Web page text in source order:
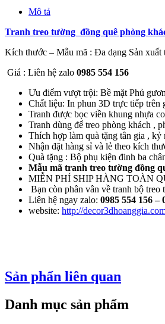
Mô tả
Tranh treo tường đồng quê phòng
Kích thước – Mẫu mã : Đa dạng Sản xuất
Giá : Liên hệ zalo 0985 554 156
Ưu điểm vượt trội: Bề mặt Phủ
Chất liệu: In phun 3D trực tiếp trên
Tranh được bọc viền khung nhựa
Tranh dùng để treo phòng khách ,
Thích hợp làm quà tặng tân gia , kỷ
Nhận đặt hàng sỉ và lẻ theo kích
Quà tặng : Bộ phụ kiện đinh ba
Mẫu mã tranh treo tường đồng
MIỄN PHÍ SHIP HÀNG TOÀN
Bạn còn phân vân về tranh bộ
Liên hệ ngay zalo: 0985 554 156–
website: http://
Sản phẩn liên quan
Danh mục sản phẩm